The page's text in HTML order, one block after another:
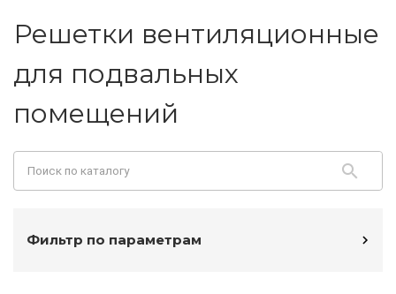
Решетки вентиляционные
для подвальных
помещений
Фильтр по параметрам